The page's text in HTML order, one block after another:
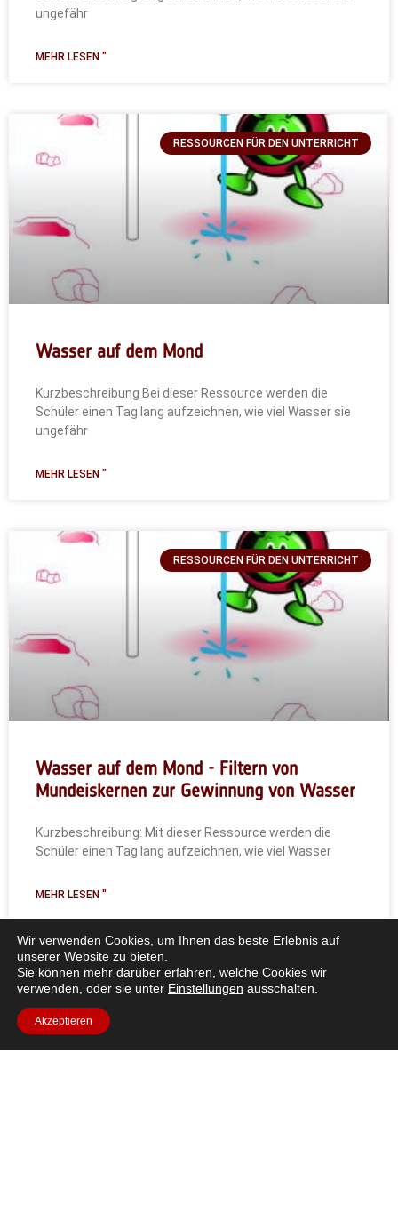
ungefähr
MEHR LESEN "
RESSOURCEN FÜR DEN UNTERRICHT
Wasser auf dem Mond
Kurzbeschreibung Bei dieser Ressource werden die
Schüler einen Tag lang aufzeichnen, wie viel Wasser sie
ungefähr
MEHR LESEN "
RESSOURCEN FÜR DEN UNTERRICHT
Wasser auf dem Mond - Filtern von
Mundeiskernen zur Gewinnung von Wasser
Kurzbeschreibung: Mit dieser Ressource werden die
Schüler einen Tag lang aufzeichnen, wie viel Wasser
MEHR LESEN "
Alle Ressourcen
Wir verwenden Cookies, um Ihnen das beste Erlebnis auf
unserer Website zu bieten.
Sie können mehr darüber erfahren, welche Cookies wir
verwenden, oder sie unter Einstellungen ausschalten.
Akzeptieren